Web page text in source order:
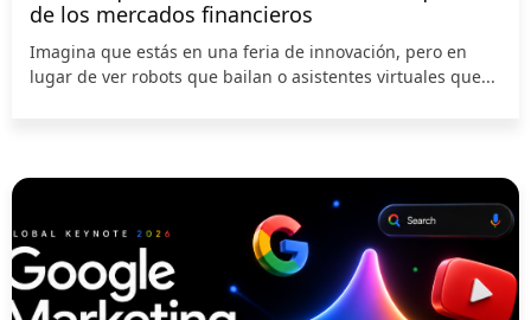
de los mercados financieros
Imagina que estás en una feria de innovación, pero en
lugar de ver robots que bailan o asistentes virtuales que...